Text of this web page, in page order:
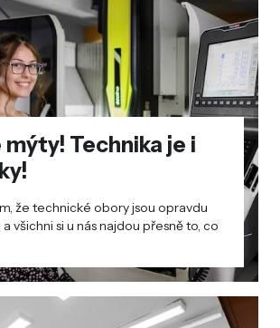
Technika je i
že technické obory jsou opravdu
všichni si u nás najdou přesně to, co